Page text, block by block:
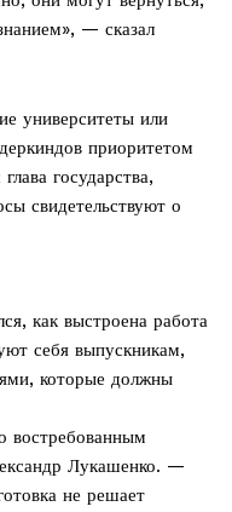
— сказал
университеты или
приоритетом
государства,
свидетельствуют о
как выстроена работа
себя выпускникам,
которые должны
востребованным
Лукашенко. —
не решает